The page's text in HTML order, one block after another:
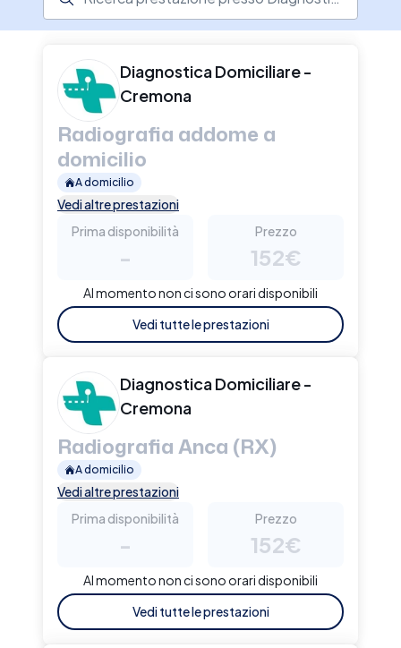
Diagnostica Domiciliare -
Cremona
Radiografia addome a
domicilio
A domicilio
Vedi altre prestazioni
Prima disponibilità
-
Prezzo
152€
Al momento non ci sono orari disponibili
Vedi tutte le prestazioni
Diagnostica Domiciliare -
Cremona
Radiografia Anca (RX)
A domicilio
Vedi altre prestazioni
Prima disponibilità
-
Prezzo
152€
Al momento non ci sono orari disponibili
Vedi tutte le prestazioni